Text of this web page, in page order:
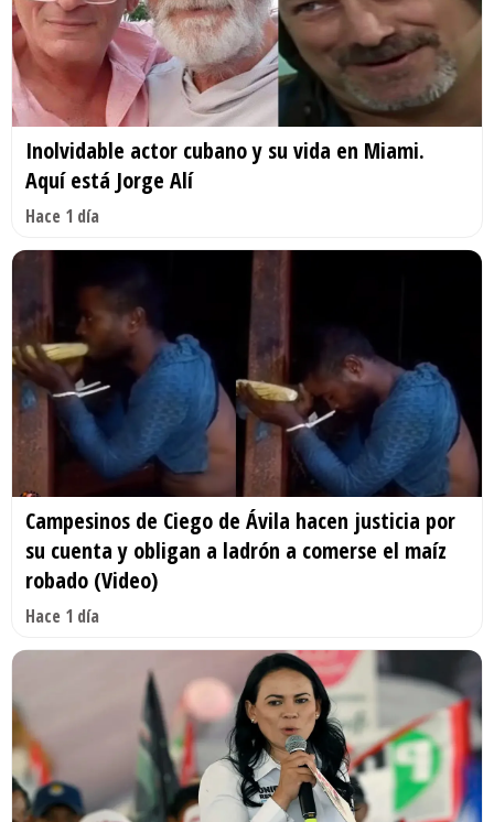
Inolvidable actor cubano y su vida en Miami.
Aquí está Jorge Alí
Hace 1 día
Campesinos de Ciego de Ávila hacen justicia por
su cuenta y obligan a ladrón a comerse el maíz
robado (Video)
Hace 1 día